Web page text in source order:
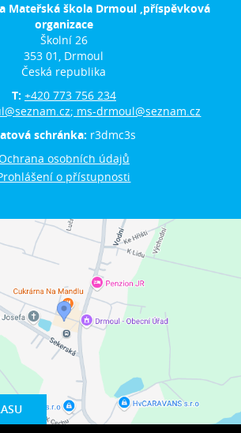
Mateřská škola Drmoul ,příspěvková
organizace
Školní 26
353 01, Drmoul
Česká republika
T: +420 773 756 234
ms-drmoul@seznam.cz
schránka: r3dmc3s
osobních údajů
o přístupnosti